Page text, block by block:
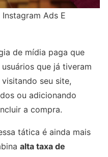
Ads E
de mídia paga que
que já tiveram
seu site,
ou adicionando
a compra.
tática é ainda mais
alta taxa de